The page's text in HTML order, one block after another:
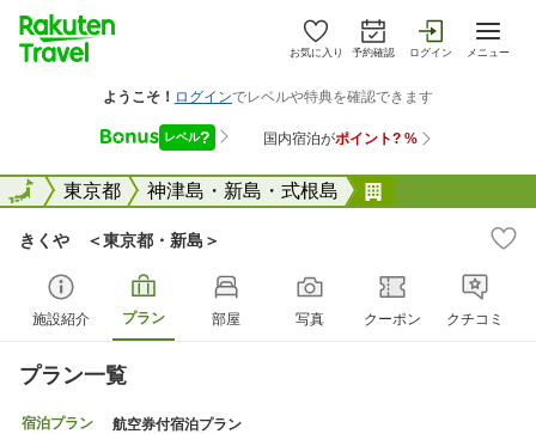
お気に入り 予約確認 ログイン メニュー
全国東京都 神津島・新島・式根島
全国
きくや ＜東京都・新島＞
施設紹介 プラン 部屋 写真 クーポン クチコミ
プラン一覧
宿泊プラン 航空券付宿泊プラン